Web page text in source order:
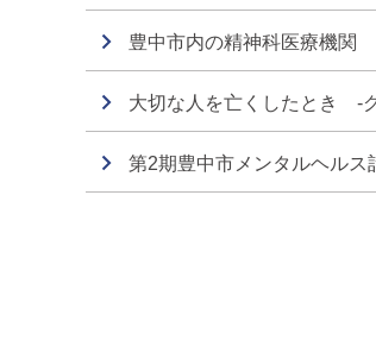
豊中市内の精神科医療機関
大切な人を亡くしたとき -
第2期豊中市メンタルヘルス